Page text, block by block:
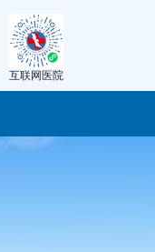
互联网医院